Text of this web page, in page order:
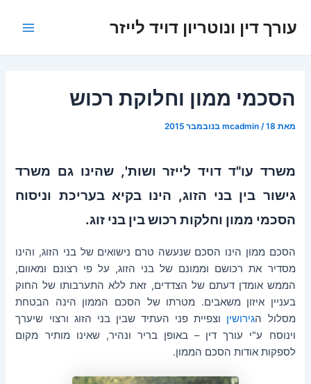
לתוכןעורך דין ונוטריון דויד לייזר
הסכמי ממון וחלוקת רכוש
מאת mcadmin /18 בנובמבר 2015
משרד עו"ד דויד לייזר ושות', שהינו גם משרד
גישור בין בני הזוג, הינו בקיא בעריכת וניסוח
הסכמי ממון וחלקות רכוש בין בני זוג.
הסכם ממון הינו הסכם שנעשה טרם נישואים של בני הזוג, והינו
מסדיר את רכושם וממונם של בני הזוג, על פי רצונם ומאוום,
הממש אומדן דעתם של הצדדים, זאת ללא התערבותו של החוק
בעניין איזון משאבים. מטרתו של הסכם הממון הינה הבטחת
מסלול הגירושין וצפיית פני העתיד שבין בני הזוג ורצוי שיערך
וינוסח ע"י עורך דין – באופן בריר ונהיר, שאינו מותיר מקום
לספקות אודות הסכם הממון.